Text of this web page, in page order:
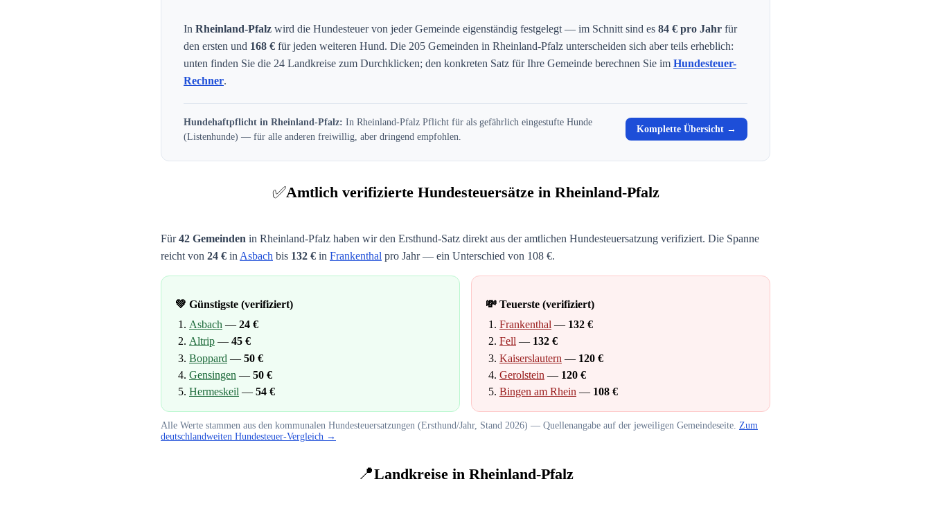
In Rheinland-Pfalz wird die Hundesteuer von jeder Gemeinde eigenständig festgelegt — im Schnitt sind es 84 € pro Jahr für
den ersten und 168 € für jeden weiteren Hund. Die 205 Gemeinden in Rheinland-Pfalz unterscheiden sich aber teils erheblich:
unten finden Sie die 24 Landkreise zum Durchklicken; den konkreten Satz für Ihre Gemeinde berechnen Sie im Hundesteuer-
Rechner.
Hundehaftpflicht in Rheinland-Pfalz: In Rheinland-Pfalz Pflicht für als gefährlich eingestufte Hunde
(Listenhunde) — für alle anderen freiwillig, aber dringend empfohlen.
Komplette Übersicht →
✅Amtlich verifizierte Hundesteuersätze in Rheinland-Pfalz
Für42 Gemeinden in Rheinland-Pfalz haben wir den Ersthund-Satz direkt aus der amtlichen Hundesteuersatzung verifiziert. Die Spanne
reicht von 24 € in Asbach bis 132 € in Frankenthal pro Jahr — ein Unterschied von 108 €.
💚 Günstigste (verifiziert)
Asbach — 24 €
Altrip — 45 €
Boppard — 50 €
Gensingen — 50 €
Hermeskeil — 54 €
💸 Teuerste (verifiziert)
Frankenthal — 132 €
Fell — 132 €
Kaiserslautern — 120 €
Gerolstein — 120 €
Bingen am Rhein — 108 €
Alle Werte stammen aus den kommunalen Hundesteuersatzungen (Ersthund/Jahr, Stand 2026) — Quellenangabe auf der jeweiligen Gemeindeseite. Zum
deutschlandweiten Hundesteuer-Vergleich →
📍Landkreise in Rheinland-Pfalz